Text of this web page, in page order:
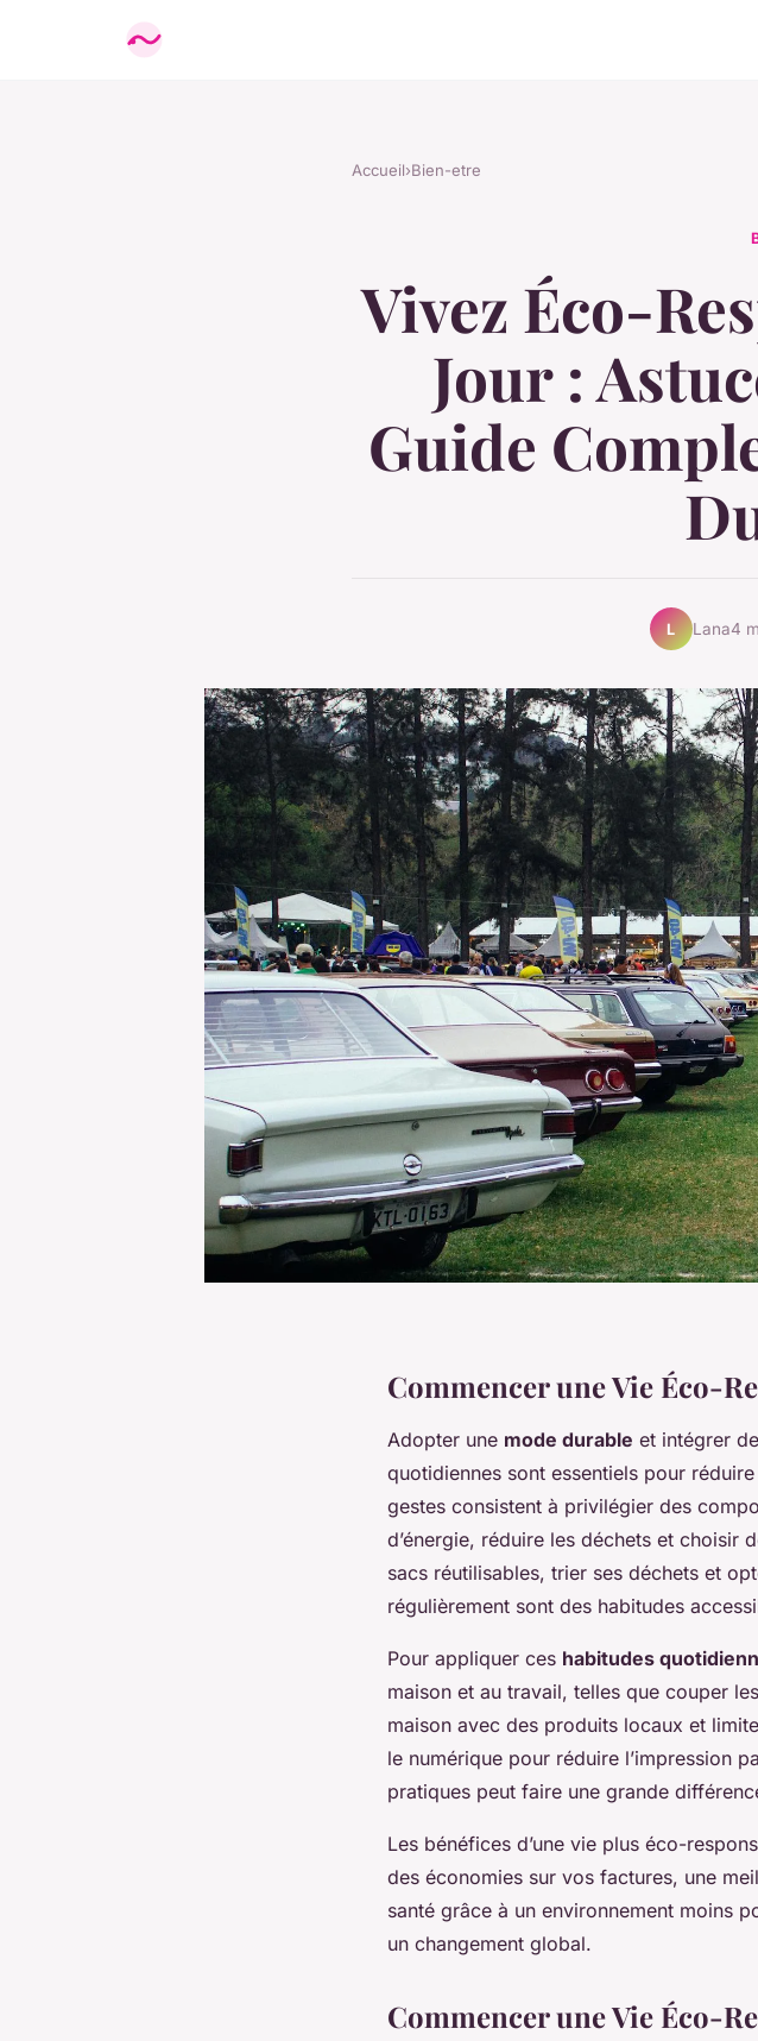
Accueil›Bien-etre
Vivez Éco-
Jour :
Guide
L Lana4
Commencer une Vie Éco-
Adopter une mode durable et intégrer
quotidiennes sont essentiels pour
gestes consistent à privilégier des
d’énergie, réduire les déchets et choisir
sacs réutilisables, trier ses déchets et
régulièrement sont des habitudes
Pour appliquer ces habitudes
maison et au travail, telles que couper
maison avec des produits locaux et
le numérique pour réduire l’impression
pratiques peut faire une grande
Les bénéfices d’une vie plus éco-
des économies sur vos factures, une
santé grâce à un environnement moins
un changement global.
Commencer une Vie Éco-